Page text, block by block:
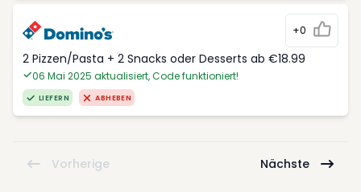
+0
2 Pizzen/Pasta + 2 Snacks oder Desserts ab €18.99
06 Mai 2025 aktualisiert, Code funktioniert!
LIEFERN ABHEBEN
Vorherige Nächste